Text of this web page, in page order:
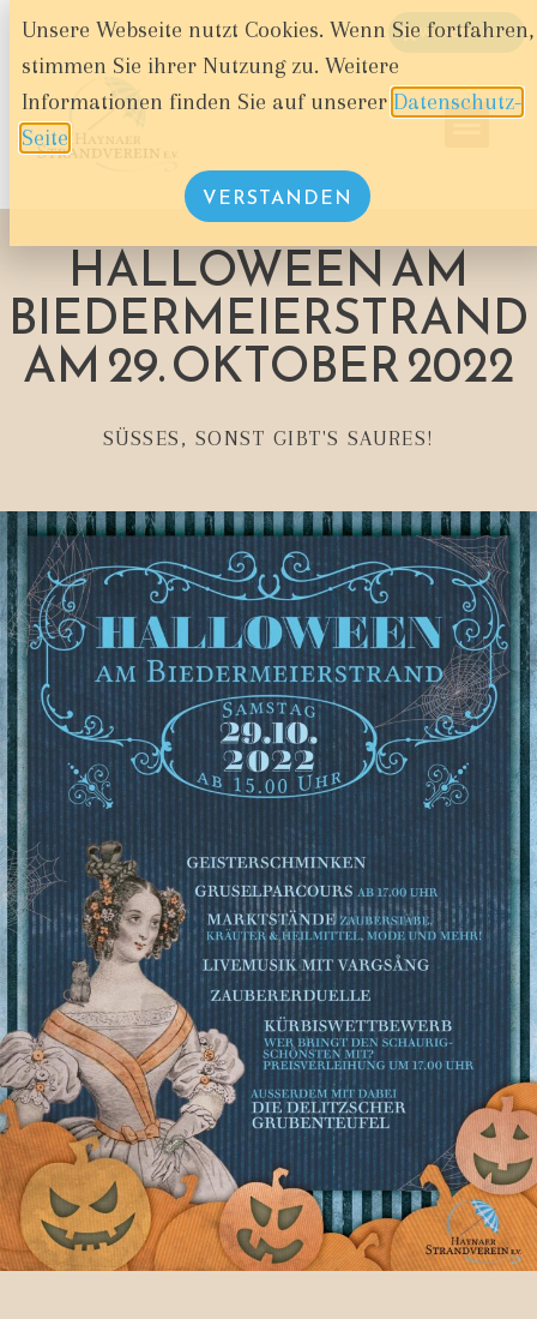
WARENKORB
HALLOWEEN AM
BIEDERMEIERSTRAND
AM 29. OKTOBER 2022
SÜSSES, SONST GIBT'S SAURES!
Unsere Webseite nutzt Cookies. Wenn Sie fortfahren,
stimmen Sie ihrer Nutzung zu. Weitere
Informationen finden Sie auf unserer Datenschutz-
Seite
VERSTANDEN